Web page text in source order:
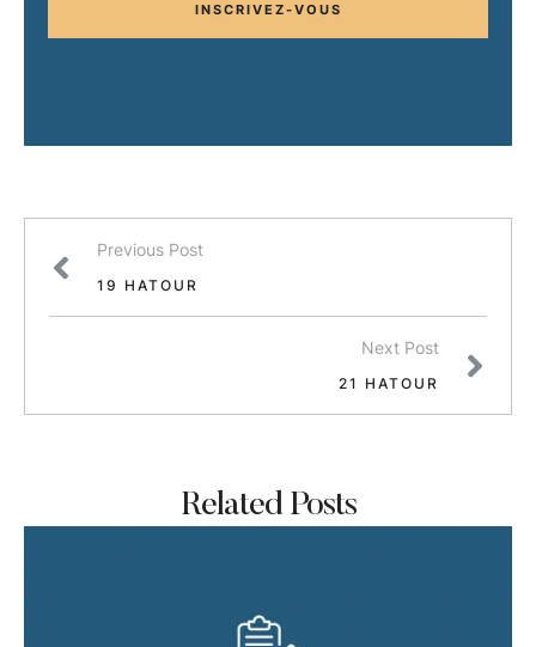
INSCRIVEZ-VOUS
Previous Post
19 HATOUR
Next Post
21 HATOUR
Related Posts